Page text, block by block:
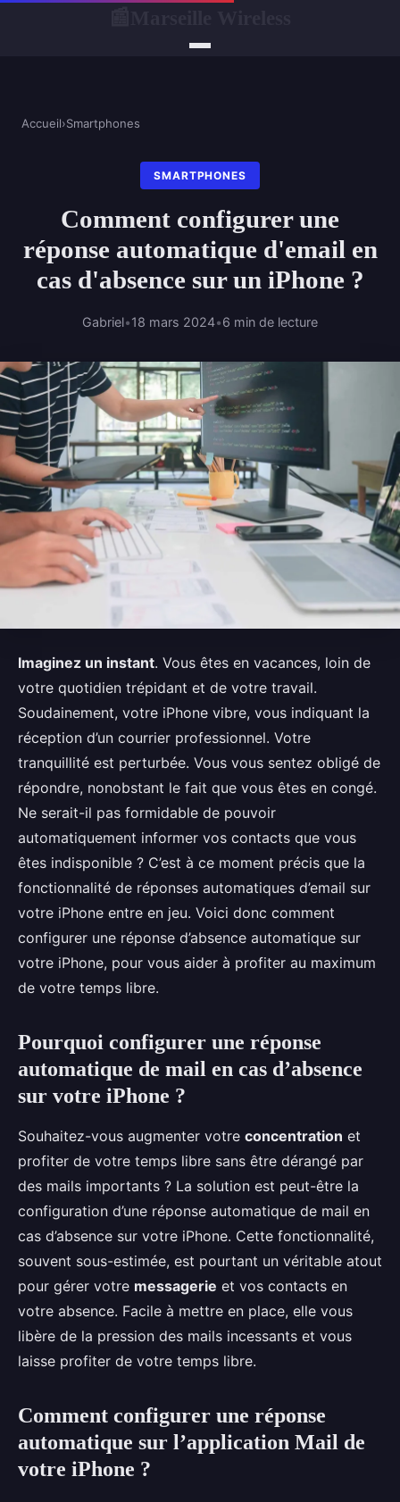
Accueil›Smartphones
SMARTPHONES
Comment configurer une
réponse automatique d'email en
cas d'absence sur un iPhone ?
Gabriel•18 mars 2024•6 min de lecture
Imaginez un instant. Vous êtes en vacances, loin de
votre quotidien trépidant et de votre travail.
Soudainement, votre iPhone vibre, vous indiquant la
réception d’un courrier professionnel. Votre
tranquillité est perturbée. Vous vous sentez obligé de
répondre, nonobstant le fait que vous êtes en congé.
Ne serait-il pas formidable de pouvoir
automatiquement informer vos contacts que vous
êtes indisponible ? C’est à ce moment précis que la
fonctionnalité de réponses automatiques d’email sur
votre iPhone entre en jeu. Voici donc comment
configurer une réponse d’absence automatique sur
votre iPhone, pour vous aider à profiter au maximum
de votre temps libre.
Pourquoi configurer une réponse
automatique de mail en cas d’absence
sur votre iPhone ?
Souhaitez-vous augmenter votre concentration et
profiter de votre temps libre sans être dérangé par
des mails importants ? La solution est peut-être la
configuration d’une réponse automatique de mail en
cas d’absence sur votre iPhone. Cette fonctionnalité,
souvent sous-estimée, est pourtant un véritable atout
pour gérer votre messagerie et vos contacts en
votre absence. Facile à mettre en place, elle vous
libère de la pression des mails incessants et vous
laisse profiter de votre temps libre.
Comment configurer une réponse
automatique sur l’application Mail de
votre iPhone ?